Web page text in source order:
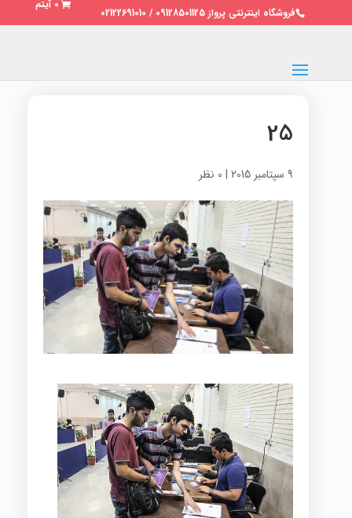
فروشگاه اینترنتی پرواز 09128501125 / 02122691010
0 آیتم
25
9 سپتامبر 2015 | 0 نظر